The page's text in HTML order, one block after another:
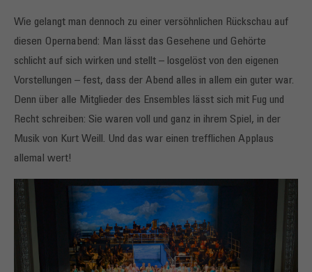
Wie gelangt man dennoch zu einer versöhnlichen Rückschau auf
diesen Opernabend: Man lässt das Gesehene und Gehörte
schlicht auf sich wirken und stellt – losgelöst von den eigenen
Vorstellungen – fest, dass der Abend alles in allem ein guter war.
Denn über alle Mitglieder des Ensembles lässt sich mit Fug und
Recht schreiben: Sie waren voll und ganz in ihrem Spiel, in der
Musik von Kurt Weill. Und das war einen trefflichen Applaus
allemal wert!